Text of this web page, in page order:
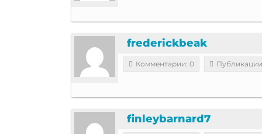
frederickbeak
Комментарии: 0
finleybarnard7